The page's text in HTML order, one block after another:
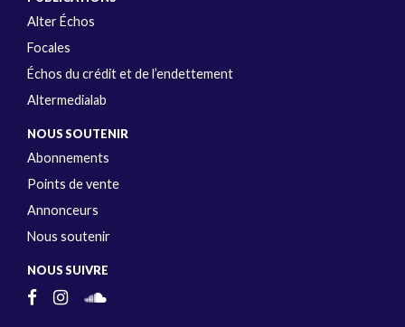
Alter Échos
Focales
Échos du crédit et de l’endettement
Altermedialab
NOUS SOUTENIR
Abonnements
Points de vente
Annonceurs
Nous soutenir
NOUS SUIVRE